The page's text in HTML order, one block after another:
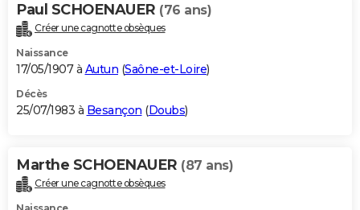
Paul SCHOENAUER (76 ans)
Créer une cagnotte obsèques
Naissance
17/05/1907 à Autun (Saône-et-Loire)
Décès
25/07/1983 à Besançon (Doubs)
Marthe SCHOENAUER (87 ans)
Créer une cagnotte obsèques